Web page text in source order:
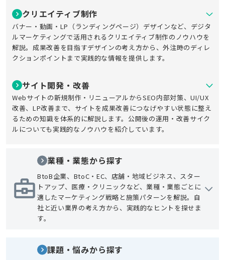
クリエイティブ制作
バナー・動画・LP（ランディングページ）デザインなど、デジタ
ルマーケティングで活用されるクリエイティブ制作のノウハウを
解説。成果改善を目指すデザインの考え方から、外注時のディレ
クションポイントまで実践的な情報を提供します。
サイト開発・改善
Webサイトの新規制作・リニューアルからSEO内部対策、UI/UX
改善、LP改善まで、サイトを成果改善につなげやすい状態に整え
るための知識を体系的に解説します。公開後の運用・改善サイク
ルについても実践的なノウハウを紹介しています。
業種・業態から探す
BtoB企業、BtoC・EC、店舗・地域ビジネス、スター
トアップ、医療・クリニックなど、業種・業態ごとに
適したマーケティング戦略と施策パターンを解説。自
社と近い業界の考え方から、実践的なヒントを探せま
す。
課題・悩みから探す